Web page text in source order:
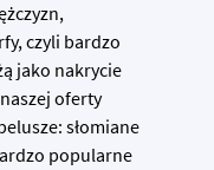
czyli bardzo
jako nakrycie
oferty
słomiane
popularne